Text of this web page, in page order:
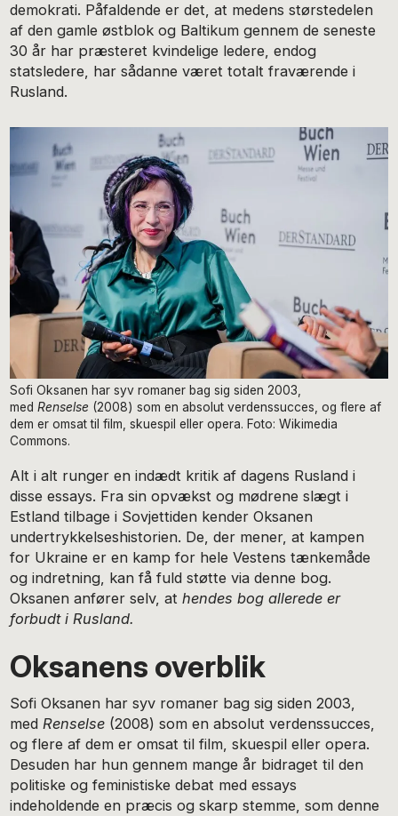
demokrati. Påfaldende er det, at medens størstedelen
af den gamle østblok og Baltikum gennem de seneste
30 år har præsteret kvindelige ledere, endog
statsledere, har sådanne været totalt fraværende i
Rusland.
Sofi Oksanen har syv romaner bag sig siden 2003,
medRenselse (2008) som en absolut verdenssucces, og flere af
dem er omsat til film, skuespil eller opera. Foto: Wikimedia
Commons.
Alt i alt runger en indædt kritik af dagens Rusland i
disse essays. Fra sin opvækst og mødrene slægt i
Estland tilbage i Sovjettiden kender Oksanen
undertrykkelseshistorien. De, der mener, at kampen
for Ukraine er en kamp for hele Vestens tænkemåde
og indretning, kan få fuld støtte via denne bog.
Oksanen anfører selv, athendes bog allerede er
forbudt i Rusland.
Oksanens overblik
Sofi Oksanen har syv romaner bag sig siden 2003,
medRenselse (2008) som en absolut verdenssucces,
og flere af dem er omsat til film, skuespil eller opera.
Desuden har hun gennem mange år bidraget til den
politiske og feministiske debat med essays
indeholdende en præcis og skarp stemme, som denne